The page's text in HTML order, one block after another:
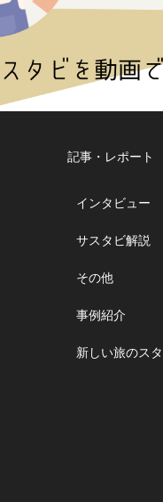
記事・レポート
インタビュー
サスタビ解説
その他
事例紹介
新しい旅のス